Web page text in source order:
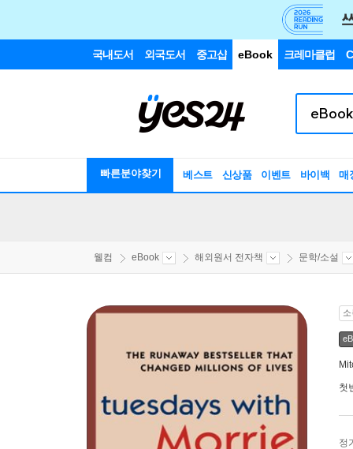
국내도서 외국도서 중고샵 eBook 크레마클럽
빠른분야찾기 베스트 신상품 이벤트 바이백 매
웰컴 eBook 해외원서 전자책 문학/소설
첫
정